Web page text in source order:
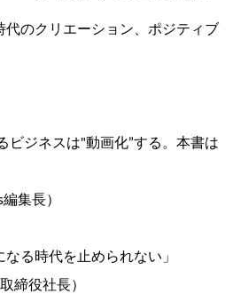
代のクリエーション、ポジティブ
ビジネスは"動画化”する。本書は
集長）
なる時代を止められない」
締役社長）